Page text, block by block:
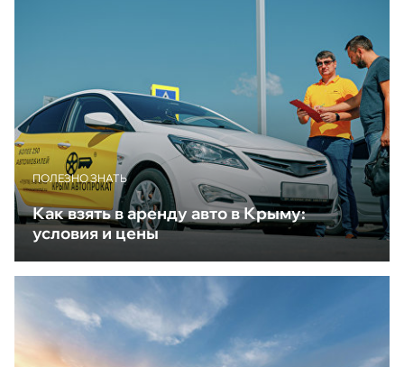
ПОЛЕЗНО ЗНАТЬ
Как взять в аренду авто в Крыму:
условия и цены